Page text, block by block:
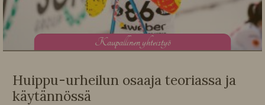
Kaupallinen yhteistyö
Huippu-urheilun osaaja teoriassa ja
käytännössä